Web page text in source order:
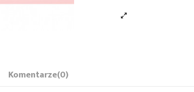
Komentarze(0)